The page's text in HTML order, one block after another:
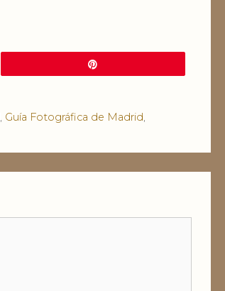
, Guía Fotográfica de Madrid,